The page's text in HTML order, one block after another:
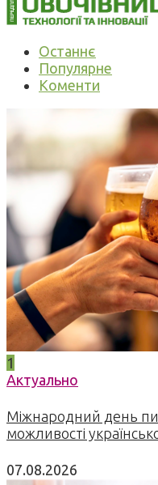
Останнє
Популярне
Коменти
1
Актуально
Міжнародний день
можливості
07.08.2026